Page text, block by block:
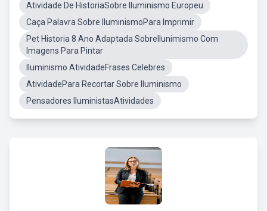
Atividade De HistoriaSobre Iluminismo Europeu
Caça Palavra Sobre IluminismoPara Imprimir
Pet Historia 8 Ano Adaptada SobreIlunimismo Com
Imagens Para Pintar
Iluminismo AtividadeFrases Celebres
AtividadePara Recortar Sobre Iluminismo
Pensadores IluministasAtividades